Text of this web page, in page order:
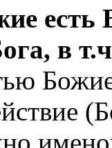
есть
в